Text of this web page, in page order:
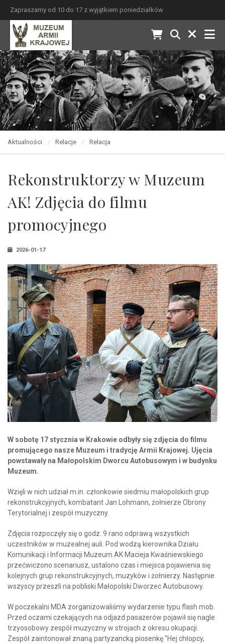
Zapraszamy od 10 do 17 z wyjątkiem poniedziałków
Aktualności Relacje Relacja
Rekonstruktorzy w Muzeum
AK! Zdjęcia do filmu
promocyjnego
2026-01-17
W sobotę 17 stycznia w Krakowie odbyły się zdjęcia do filmu
promującego nasze Muzeum i tradycję Armii Krajowej. Ujęcia
powstawały na Małopolskim Dworcu Autobusowym i w budynku
Muzeum.
Wzięli w nich udział m.in. członkowie siedmiu małopolskich grup
rekonstrukcyjnych, kombatant Jan Lohmann, żołnierze Obrony
Terytorialnej i zespół muzyczny.
Zdjęcia rozpoczęły się o godz. 9 rano odprawą wszystkich
uczestników w muzealnej auli. Pod wodzą kierownika Działu
Komunikacji i Informacji Muzeum AK Macieja Kwaśniewskiego
przećwiczono scenariusz, ustalono czas i miejsca pojawienia się
kolejnych grup rekonstrukcyjnych, muzyków i żołnierzy. Następnie
wszyscy przeszli na pobliski Małopolski Dworzec Autobusowy.
W poczekalni MDA zorganizowaliśmy wydarzenie typu flash mob.
Przed oczami czekających na odjazd pasażerów pojawił się nagle
trzyosobowy zespół muzyczny w strojach z okresu okupacji.
Zespół zaintonował znaną partyzancką piosenkę "Hej chłopcy,